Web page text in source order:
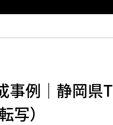
事例｜静岡県T
）